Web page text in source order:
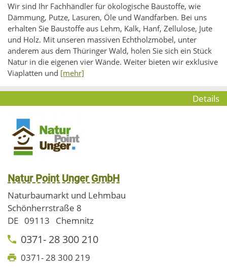
Wir sind Ihr Fachhändler für ökologische Baustoffe, wie
Dämmung, Putze, Lasuren, Öle und Wandfarben. Bei uns
erhalten Sie Baustoffe aus Lehm, Kalk, Hanf, Zellulose, Jute
und Holz. Mit unseren massiven Echtholzmöbel, unter
anderem aus dem Thüringer Wald, holen Sie sich ein Stück
Natur in die eigenen vier Wände. Weiter bieten wir exklusive
Viaplatten und [mehr]
Details
Natur Point Unger GmbH
Naturbaumarkt und Lehmbau
Schönherrstraße 8
DE 09113 Chemnitz
0371- 28 300 210
0371- 28 300 219